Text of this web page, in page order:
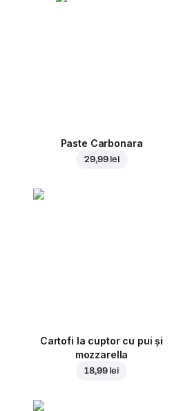
Paste Carbonara
29,99 lei
Cartofi la cuptor cu pui și
mozzarella
18,99 lei